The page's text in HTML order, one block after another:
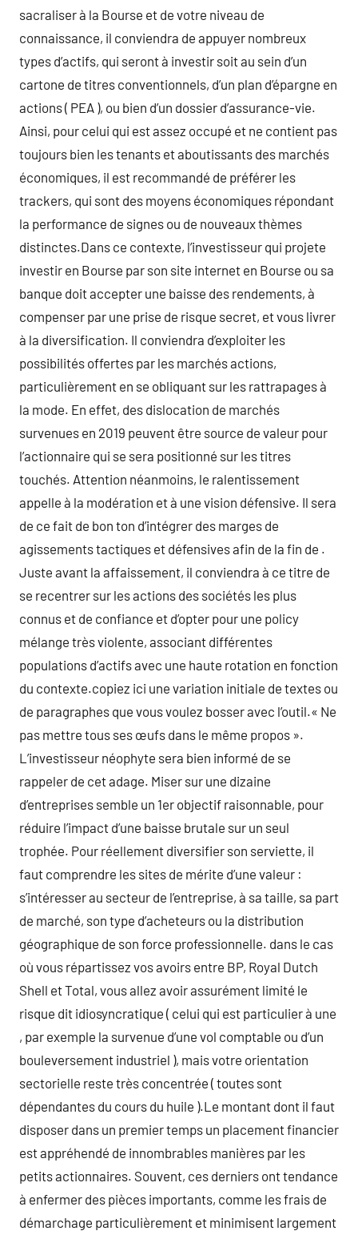
sacraliser à la Bourse et de votre niveau de
connaissance, il conviendra de appuyer nombreux
types d’actifs, qui seront à investir soit au sein d’un
cartone de titres conventionnels, d’un plan d’épargne en
actions ( PEA ), ou bien d’un dossier d’assurance-vie.
Ainsi, pour celui qui est assez occupé et ne contient pas
toujours bien les tenants et aboutissants des marchés
économiques, il est recommandé de préférer les
trackers, qui sont des moyens économiques répondant
la performance de signes ou de nouveaux thèmes
distinctes.Dans ce contexte, l’investisseur qui projete
investir en Bourse par son site internet en Bourse ou sa
banque doit accepter une baisse des rendements, à
compenser par une prise de risque secret, et vous livrer
à la diversification. Il conviendra d’exploiter les
possibilités offertes par les marchés actions,
particulièrement en se obliquant sur les rattrapages à
la mode. En effet, des dislocation de marchés
survenues en 2019 peuvent être source de valeur pour
l’actionnaire qui se sera positionné sur les titres
touchés. Attention néanmoins, le ralentissement
appelle à la modération et à une vision défensive. Il sera
de ce fait de bon ton d’intégrer des marges de
agissements tactiques et défensives afin de la fin de .
Juste avant la affaissement, il conviendra à ce titre de
se recentrer sur les actions des sociétés les plus
connus et de confiance et d’opter pour une policy
mélange très violente, associant différentes
populations d’actifs avec une haute rotation en fonction
du contexte.copiez ici une variation initiale de textes ou
de paragraphes que vous voulez bosser avec l’outil.« Ne
pas mettre tous ses œufs dans le même propos ».
L’investisseur néophyte sera bien informé de se
rappeler de cet adage. Miser sur une dizaine
d’entreprises semble un 1er objectif raisonnable, pour
réduire l’impact d’une baisse brutale sur un seul
trophée. Pour réellement diversifier son serviette, il
faut comprendre les sites de mérite d’une valeur :
s’intéresser au secteur de l’entreprise, à sa taille, sa part
de marché, son type d’acheteurs ou la distribution
géographique de son force professionnelle. dans le cas
où vous répartissez vos avoirs entre BP, Royal Dutch
Shell et Total, vous allez avoir assurément limité le
risque dit idiosyncratique ( celui qui est particulier à une
, par exemple la survenue d’une vol comptable ou d’un
bouleversement industriel ), mais votre orientation
sectorielle reste très concentrée ( toutes sont
dépendantes du cours du huile ).Le montant dont il faut
disposer dans un premier temps un placement financier
est appréhendé de innombrables manières par les
petits actionnaires. Souvent, ces derniers ont tendance
à enfermer des pièces importants, comme les frais de
démarchage particulièrement et minimisent largement